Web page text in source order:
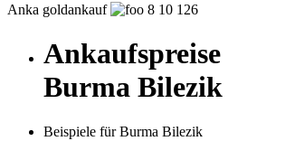
Anka goldankauf 8 10 126
Ankaufspreise
Burma Bilezik
Beispiele für Burma Bilezik